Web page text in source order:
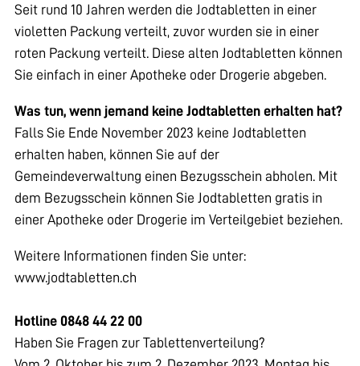
Seit rund 10 Jahren werden die Jodtabletten in einer
violetten Packung verteilt, zuvor wurden sie in einer
roten Packung verteilt. Diese alten Jodtabletten können
Sie einfach in einer Apotheke oder Drogerie abgeben.
Was tun, wenn jemand keine Jodtabletten erhalten hat?
Falls Sie Ende November 2023 keine Jodtabletten
erhalten haben, können Sie auf der
Gemeindeverwaltung einen Bezugsschein abholen. Mit
dem Bezugsschein können Sie Jodtabletten gratis in
einer Apotheke oder Drogerie im Verteilgebiet beziehen.
Weitere Informationen finden Sie unter:
www.jodtabletten.ch
Hotline 0848 44 22 00
Haben Sie Fragen zur Tablettenverteilung?